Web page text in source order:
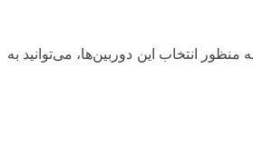
انتخاب این دوربین‌ها، می‌توانید به